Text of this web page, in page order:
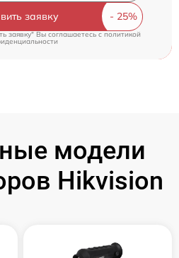
заявку
заявку" Вы соглашаетесь cполитикой
модели
Hikvision